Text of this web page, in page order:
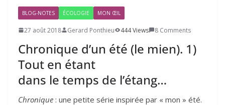
BLOG-NOTES ÉCOLOGIE MON ŒIL
27 août 2018 Gerard Ponthieu 444 Views 8 Comments
Chronique d’un été (le mien). 1)
Tout en étant
dans le temps de l’étang…
Chronique : une petite série inspirée par « mon » été.